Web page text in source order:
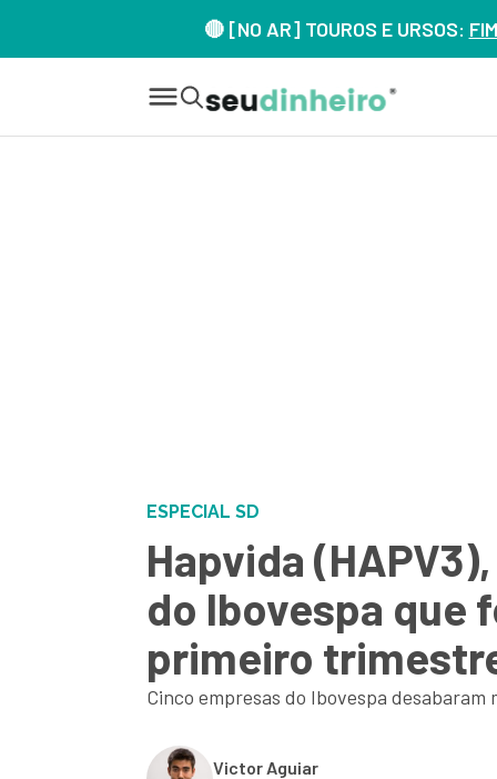
🔴 [NO AR] TOUROS E URSOS:
ESPECIAL SD
Hapvida
do Ibovespa que
primeiro
Cinco empresas do Ibovespa
Victor Aguiar